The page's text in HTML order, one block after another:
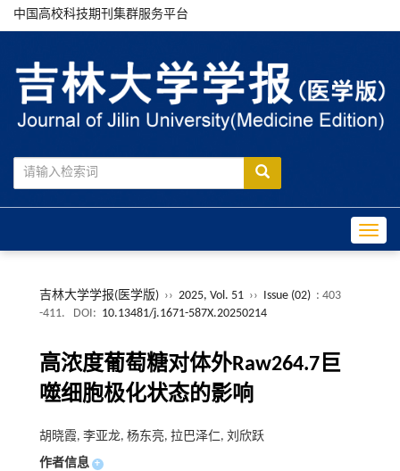
中国高校科技期刊集群服务平台
吉林大学学报(医学版) ›› 2025, Vol. 51 ›› Issue (02) : 403
-411.
DOI: 10.13481/j.1671-587X.20250214
高浓度葡萄糖对体外Raw264.7巨
噬细胞极化状态的影响
胡晓霞, 李亚龙, 杨东亮, 拉巴泽仁, 刘欣跃
作者信息 +